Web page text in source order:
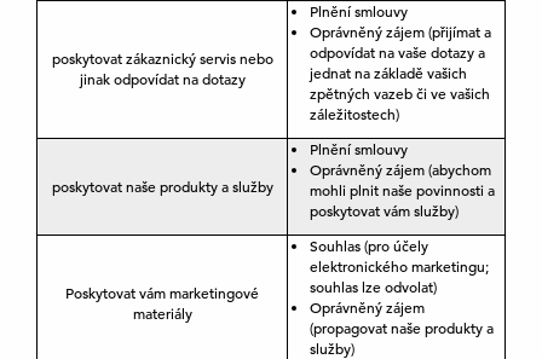
poskytovat zákaznický servis nebo
jinak odpovídat na dotazy
Plnění smlouvy
Oprávněný zájem (přijímat a
odpovídat na vaše dotazy a
jednat na základě vašich
zpětných vazeb či ve vašich
záležitostech)
poskytovat naše produkty a služby
Plnění smlouvy
Oprávněný zájem (abychom
mohli plnit naše povinnosti a
poskytovat vám služby)
Poskytovat vám marketingové
materiály
Souhlas (pro účely
elektronického marketingu;
souhlas lze odvolat)
Oprávněný zájem
(propagovat naše produkty a
služby)